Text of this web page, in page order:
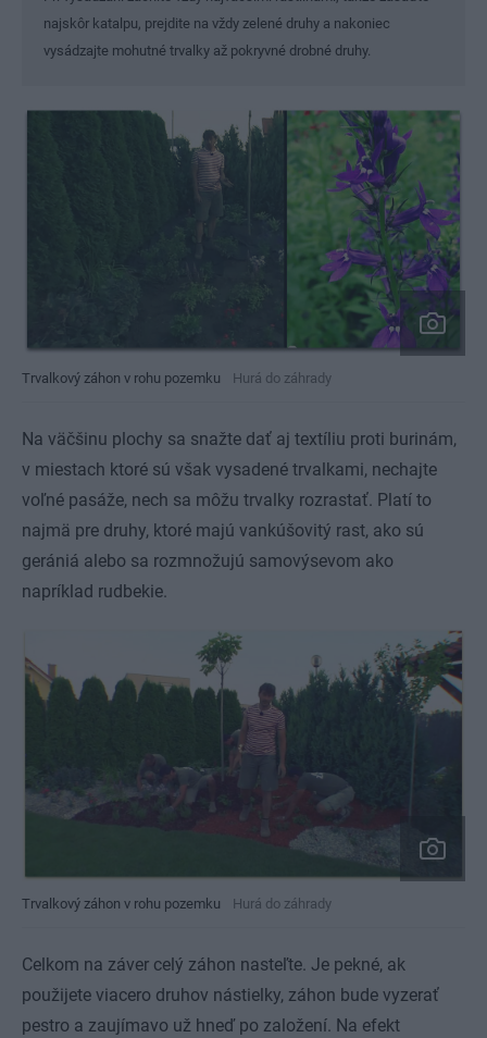
najskôr katalpu, prejdite na vždy zelené druhy a nakoniec
vysádzajte mohutné trvalky až pokryvné drobné druhy.
Trvalkový záhon v rohu pozemku Hurá do záhrady
Na väčšinu plochy sa snažte dať aj textíliu proti burinám,
v miestach ktoré sú však vysadené trvalkami, nechajte
voľné pasáže, nech sa môžu trvalky rozrastať. Platí to
najmä pre druhy, ktoré majú vankúšovitý rast, ako sú
gerániá alebo sa rozmnožujú samovýsevom ako
napríklad rudbekie.
Trvalkový záhon v rohu pozemku Hurá do záhrady
Celkom na záver celý záhon nasteľte. Je pekné, ak
použijete viacero druhov nástielky, záhon bude vyzerať
pestro a zaujímavo už hneď po založení. Na efekt